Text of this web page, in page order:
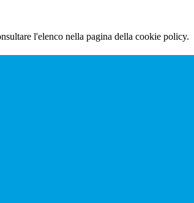
l'elenco nella pagina della cookie policy.